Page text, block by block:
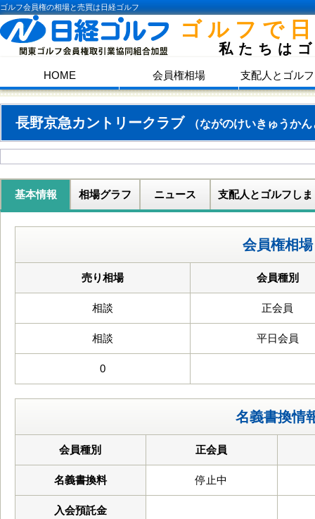
ゴルフ会員権の相場と売買は日経ゴルフ
ゴルフで
私たちは
HOME 会員権相場 支配人とゴル
長野京急カントリークラブ （ながのけいきゅうか
基本情報 相場グラフ ニュース 支配人とゴルフしま
会員権相場
売り相場 会員種別
相談 正会員
相談 平日会員
0
名義書換情
会員種別 正会員
名義書換料 停止中
入会預託金